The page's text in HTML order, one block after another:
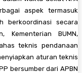
aspek termasuk
berkoordinasi secara
Kementerian BUMN,
teknis pendanaan
aturan teknis
bersumber dari APBN